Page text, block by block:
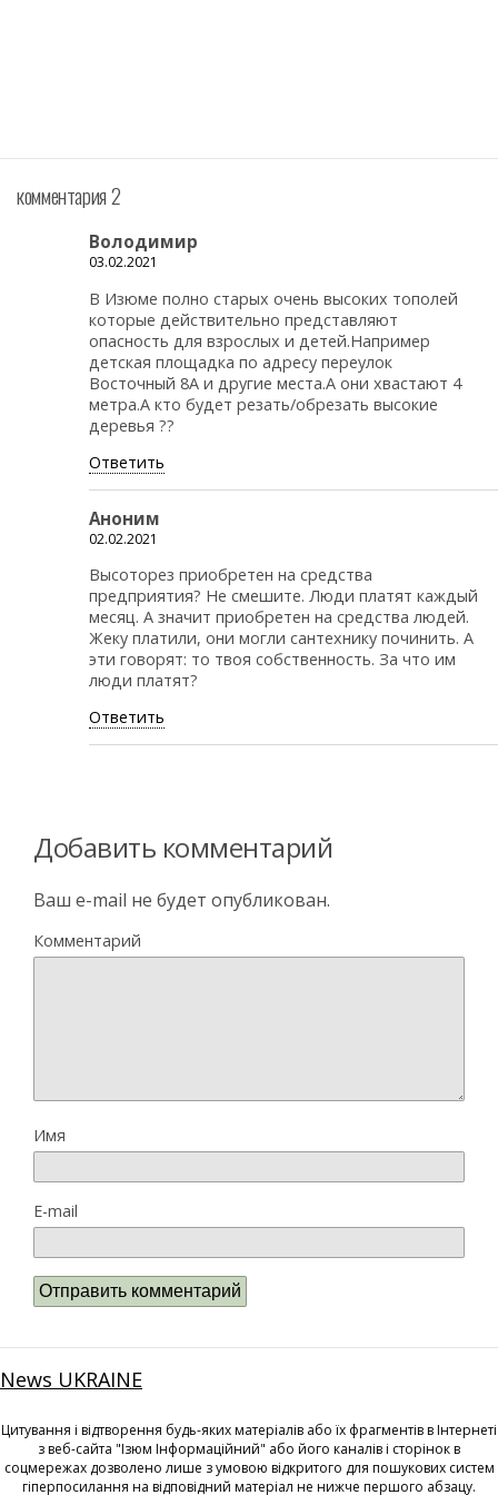
комментария 2
Володимир
03.02.2021
В Изюме полно старых очень высоких тополей
которые действительно представляют
опасность для взрослых и детей.Например
детская площадка по адресу переулок
Восточный 8А и другие места.А они хвастают 4
метра.А кто будет резать/обрезать высокие
деревья ??
Ответить
Аноним
02.02.2021
Высоторез приобретен на средства
предприятия? Не смешите. Люди платят каждый
месяц. А значит приобретен на средства людей.
Жеку платили, они могли сантехнику починить. А
эти говорят: то твоя собственность. За что им
люди платят?
Ответить
Добавить комментарий
Ваш e-mail не будет опубликован.
Комментарий
Имя
E-mail
News UKRAINE
Цитування і відтворення будь-яких матеріалів або їх фрагментів в Інтернеті
з веб-сайта "Ізюм Інформаційний" або його каналів і сторінок в
соцмережах дозволено лише з умовою відкритого для пошукових систем
гіперпосилання на відповідний матеріал не нижче першого абзацу.